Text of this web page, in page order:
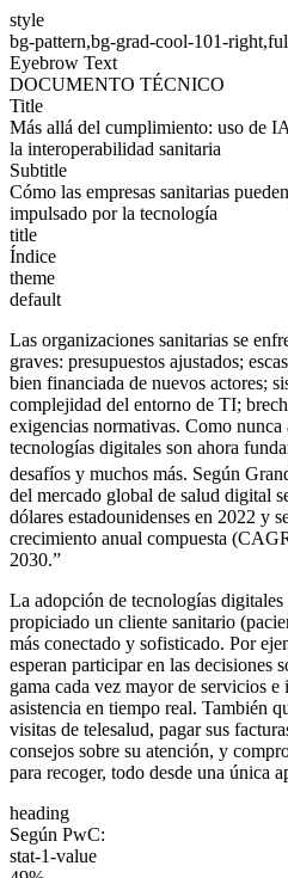
style
bg-pattern,bg-grad-cool-101-
Eyebrow Text
DOCUMENTO TÉCNICO
Title
Más allá del cumplimiento: uso de
la interoperabilidad sanitaria
Subtitle
Cómo las empresas sanitarias
impulsado por la tecnología
title
Índice
theme
default
Las organizaciones sanitarias se
graves: presupuestos ajustados;
bien financiada de nuevos actores;
complejidad del entorno de TI;
exigencias normativas. Como nunca
tecnologías digitales son ahora
desafíos y muchos más. Según
del mercado global de salud digital
dólares estadounidenses en 2022 y
crecimiento anual compuesta
2030.”
La adopción de tecnologías digitales
propiciado un cliente sanitario
más conectado y sofisticado. Por
esperan participar en las decisiones
gama cada vez mayor de servicios
asistencia en tiempo real. También
visitas de telesalud, pagar sus
consejos sobre su atención, y
para recoger, todo desde una única
heading
Según PwC:
stat-1-value